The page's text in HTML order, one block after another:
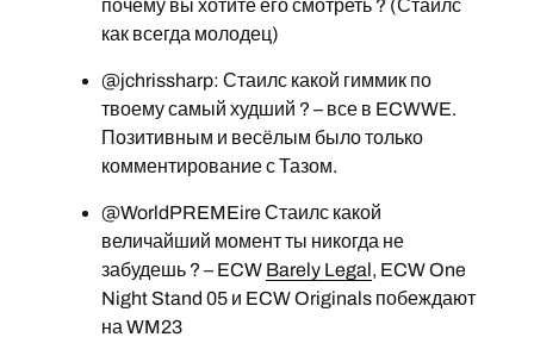
почему вы хотите его смотреть ? (Стаилс
как всегда молодец)
@jchrissharp: Стаилс какой гиммик по
твоему самый худший ? – все в ECWWE.
Позитивным и весёлым было только
комментирование с Тазом.
@WorldPREMEire Стаилс какой
величайший момент ты никогда не
забудешь ? – ECW Barely Legal, ECW One
Night Stand 05 и ECW Originals побеждают
на WM23